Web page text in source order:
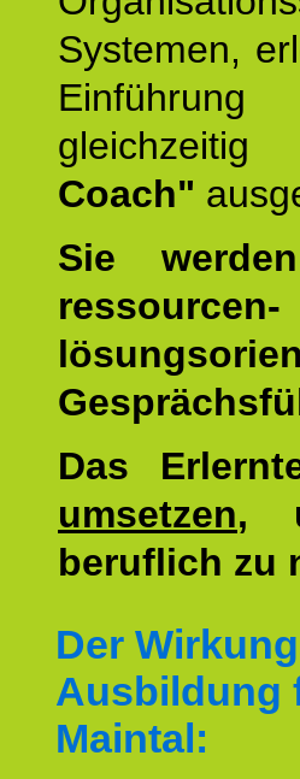
Systemen,
Coach"
Sie
Das
umsetzen,
beruflich zu
Der
Ausbildung
Maintal: